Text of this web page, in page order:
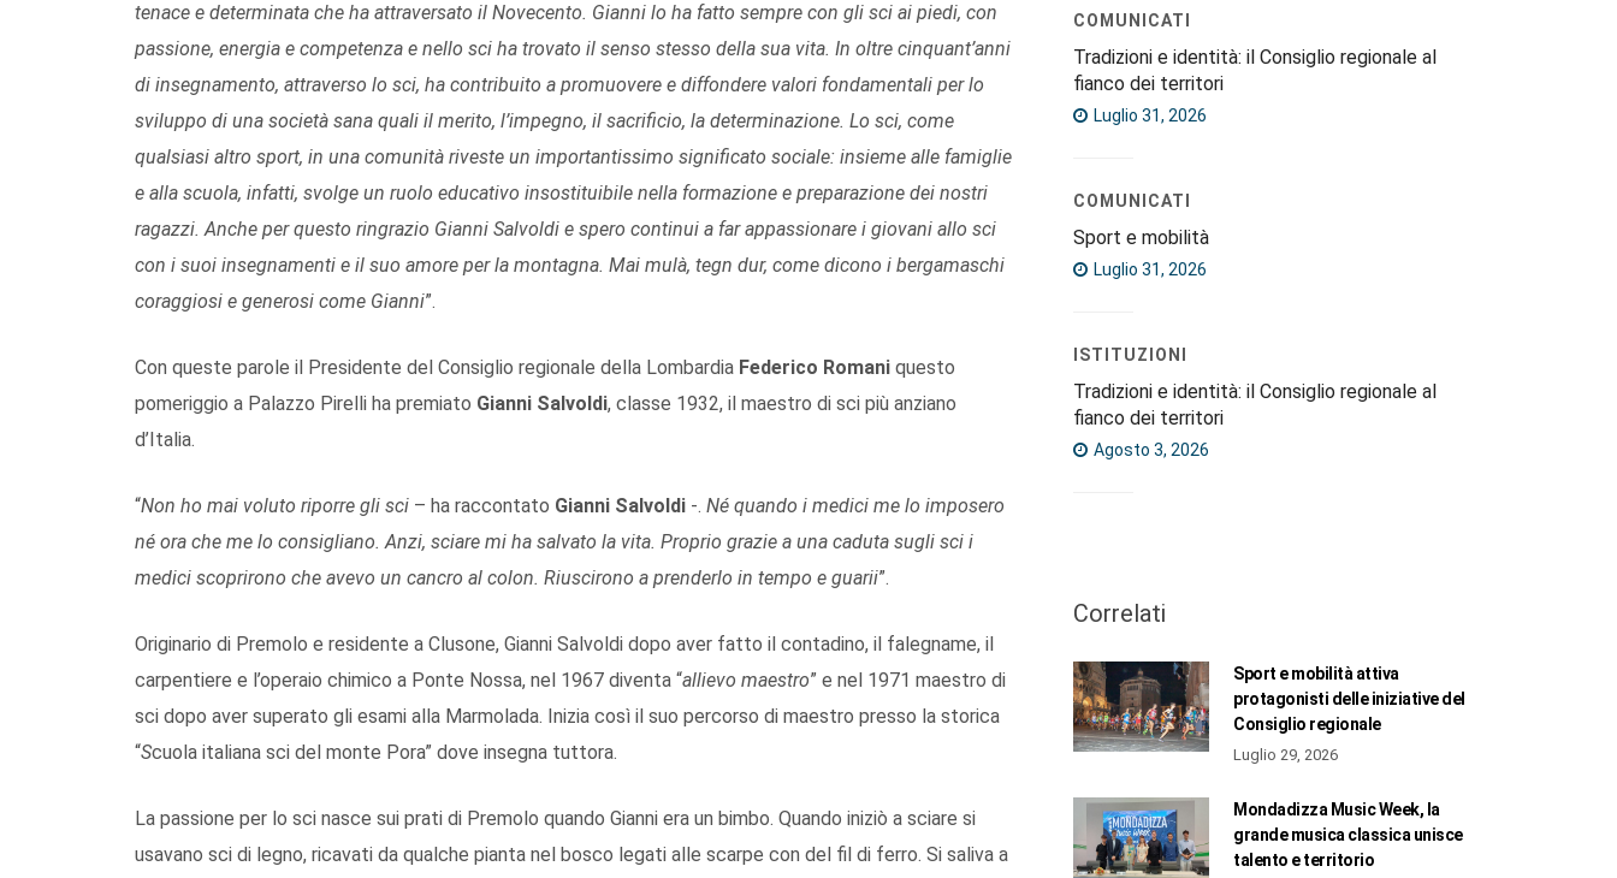
tenace e determinata che ha attraversato il Novecento. Gianni lo ha fatto sempre con gli sci ai piedi, con
passione, energia e competenza e nello sci ha trovato il senso stesso della sua vita. In oltre cinquant’anni
di insegnamento, attraverso lo sci, ha contribuito a promuovere e diffondere valori fondamentali per lo
sviluppo di una società sana quali il merito, l’impegno, il sacrificio, la determinazione. Lo sci, come
qualsiasi altro sport, in una comunità riveste un importantissimo significato sociale: insieme alle famiglie
e alla scuola, infatti, svolge un ruolo educativo insostituibile nella formazione e preparazione dei nostri
ragazzi. Anche per questo ringrazio Gianni Salvoldi e spero continui a far appassionare i giovani allo sci
con i suoi insegnamenti e il suo amore per la montagna. Mai mulà, tegn dur, come dicono i bergamaschi
coraggiosi e generosi come Gianni”.
Con queste parole il Presidente del Consiglio regionale della Lombardia Federico Romani questo
pomeriggio a Palazzo Pirelli ha premiato Gianni Salvoldi, classe 1932, il maestro di sci più anziano
d’Italia.
“Non ho mai voluto riporre gli sci – ha raccontato Gianni Salvoldi -. Né quando i medici me lo imposero
né ora che me lo consigliano. Anzi, sciare mi ha salvato la vita. Proprio grazie a una caduta sugli sci i
medici scoprirono che avevo un cancro al colon. Riuscirono a prenderlo in tempo e guarii”.
Originario di Premolo e residente a Clusone, Gianni Salvoldi dopo aver fatto il contadino, il falegname, il
carpentiere e l’operaio chimico a Ponte Nossa, nel 1967 diventa “allievo maestro” e nel 1971 maestro di
sci dopo aver superato gli esami alla Marmolada. Inizia così il suo percorso di maestro presso la storica
“Scuola italiana sci del monte Pora” dove insegna tuttora.
La passione per lo sci nasce sui prati di Premolo quando Gianni era un bimbo. Quando iniziò a sciare si
usavano sci di legno, ricavati da qualche pianta nel bosco legati alle scarpe con del fil di ferro. Si saliva a
COMUNICATI
Tradizioni e identità: il Consiglio regionale al
fianco dei territori
Luglio 31, 2026
COMUNICATI
Sport e mobilità
Luglio 31, 2026
ISTITUZIONI
Tradizioni e identità: il Consiglio regionale al
fianco dei territori
Agosto 3, 2026
Correlati
Sport e mobilità attiva
protagonisti delle iniziative del
Consiglio regionale
Luglio 29, 2026
Mondadizza Music Week, la
grande musica classica unisce
talento e territorio